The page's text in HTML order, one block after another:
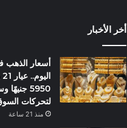
أخر الأخبار
أسعار الذهب
5950
لتحركات
منذ 21 ساعة